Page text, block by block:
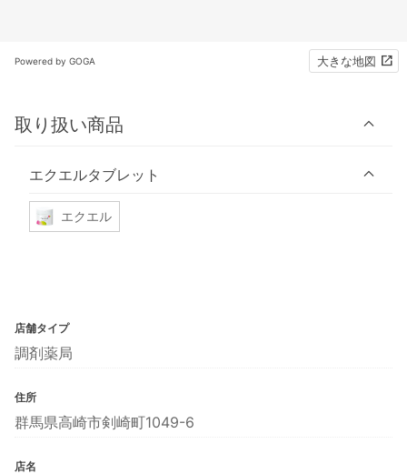
Powered by GOGA 大きな地図
取り扱い商品
エクエルタブレット
エクエル
店舗タイプ
調剤薬局
住所
群馬県高崎市剣崎町1049-6
店名